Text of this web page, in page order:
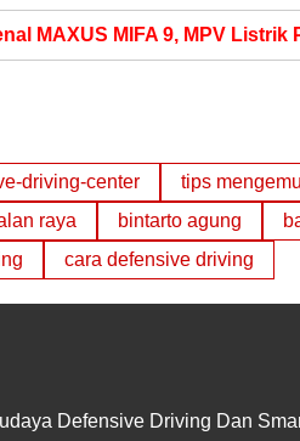
MAXUS MIFA 9, MPV
driving-center tips
raya
bintarto agung
cara defensive driving
Defensive Driving Dan